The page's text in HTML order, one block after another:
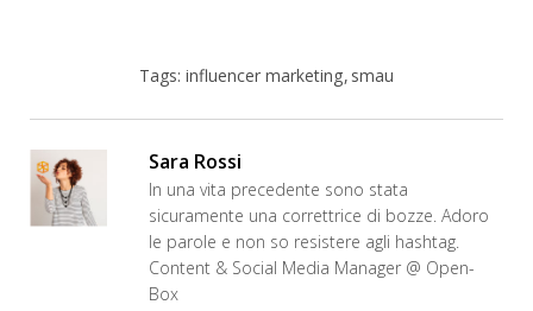
Tags: influencer marketing smau
Sara Rossi
In una vita precedente sono stata
sicuramente una correttrice di bozze. Adoro
le parole e non so resistere agli hashtag.
Content & Social Media Manager @ Open-
Box